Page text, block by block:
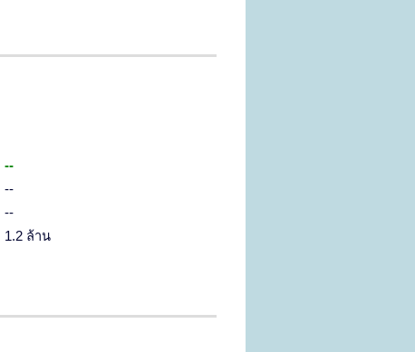
--
--
--
1.2 ล้าน